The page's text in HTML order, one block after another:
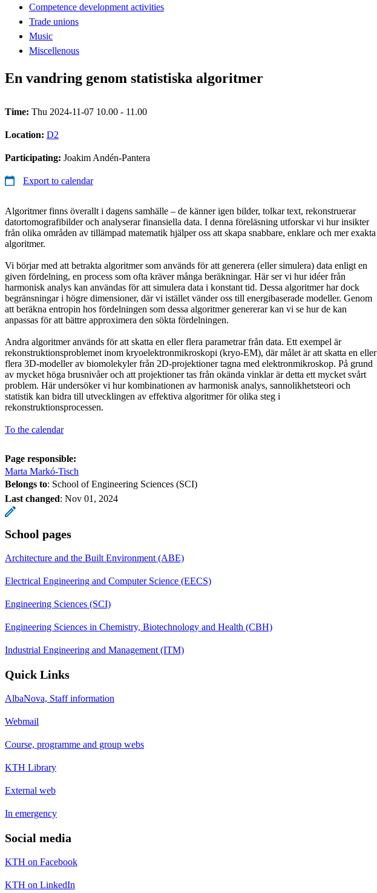
Competence development activities
Trade unions
Music
Miscellenous
En vandring genom statistiska algoritmer
Time: Thu 2024-11-07 10.00 - 11.00
Location: D2
Participating: Joakim Andén-Pantera
Export to calendar
Algoritmer finns överallt i dagens samhälle – de känner igen bilder, tolkar text, rekonstruerar
datortomografibilder och analyserar finansiella data. I denna föreläsning utforskar vi hur insikter
från olika områden av tillämpad matematik hjälper oss att skapa snabbare, enklare och mer exakta
algoritmer.
Vi börjar med att betrakta algoritmer som används för att generera (eller simulera) data enligt en
given fördelning, en process som ofta kräver många beräkningar. Här ser vi hur idéer från
harmonisk analys kan användas för att simulera data i konstant tid. Dessa algoritmer har dock
begränsningar i högre dimensioner, där vi istället vänder oss till energibaserade modeller. Genom
att beräkna entropin hos fördelningen som dessa algoritmer genererar kan vi se hur de kan
anpassas för att bättre approximera den sökta fördelningen.
Andra algoritmer används för att skatta en eller flera parametrar från data. Ett exempel är
rekonstruktionsproblemet inom kryoelektronmikroskopi (kryo-EM), där målet är att skatta en eller
flera 3D-modeller av biomolekyler från 2D-projektioner tagna med elektronmikroskop. På grund
av mycket höga brusnivåer och att projektioner tas från okända vinklar är detta ett mycket svårt
problem. Här undersöker vi hur kombinationen av harmonisk analys, sannolikhetsteori och
statistik kan bidra till utvecklingen av effektiva algoritmer för olika steg i
rekonstruktionsprocessen.
To the calendar
Page responsible:
Marta Markó-Tisch
Belongs to: School of Engineering Sciences (SCI)
Last changed: Nov 01, 2024
School pages
Architecture and the Built Environment (ABE)
Electrical Engineering and Computer Science (EECS)
Engineering Sciences (SCI)
Engineering Sciences in Chemistry, Biotechnology and Health (CBH)
Industrial Engineering and Management (ITM)
Quick Links
AlbaNova, Staff information
Webmail
Course, programme and group webs
KTH Library
External web
In emergency
Social media
KTH on Facebook
KTH on LinkedIn